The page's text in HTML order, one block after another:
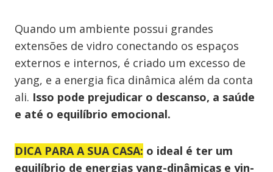
Quando um ambiente possui grandes
extensões de vidro conectando os espaços
externos e internos, é criado um excesso de
yang, e a energia fica dinâmica além da conta
ali. Isso pode prejudicar o descanso, a saúde
e até o equilíbrio emocional.
DICA PARA A SUA CASA: o ideal é ter um
equilíbrio de energias yang-dinâmicas e yin-